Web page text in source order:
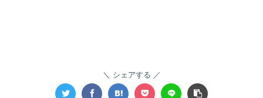
シェアする